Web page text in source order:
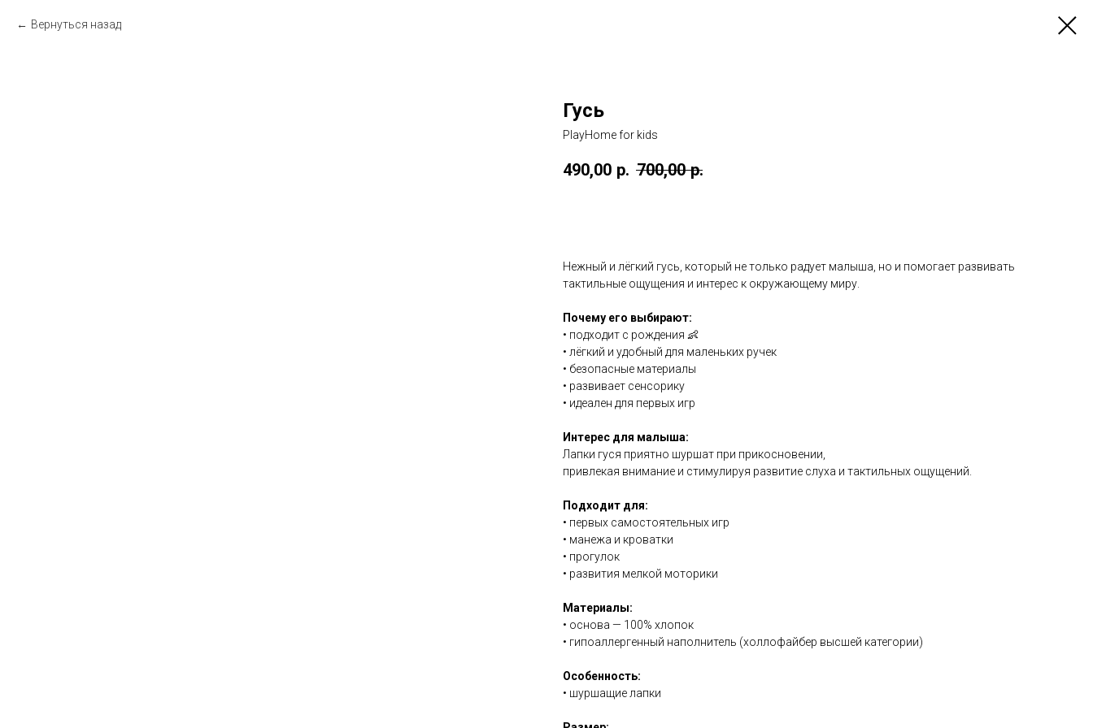
Вернуться назад
Гусь
PlayHome for kids
490,00 р. 700,00 р.
Нежный и лёгкий гусь, который не только радует малыша, но и помогает развивать
тактильные ощущения и интерес к окружающему миру.
Почему его выбирают:
• подходит с рождения 👶
• лёгкий и удобный для маленьких ручек
• безопасные материалы
• развивает сенсорику
• идеален для первых игр
Интерес для малыша:
Лапки гуся приятно шуршат при прикосновении,
привлекая внимание и стимулируя развитие слуха и тактильных ощущений.
Подходит для:
• первых самостоятельных игр
• манежа и кроватки
• прогулок
• развития мелкой моторики
Материалы:
• основа — 100% хлопок
• гипоаллергенный наполнитель (холлофайбер высшей категории)
Особенность:
• шуршащие лапки